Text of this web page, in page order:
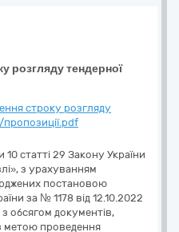
розгляду тендерної
строку розгляду
пропозиції.pdf
10 статті 29 Закону України
з урахуванням
постановою
за № 1178 від 12.10.2022
з обсягом документів,
метою проведення